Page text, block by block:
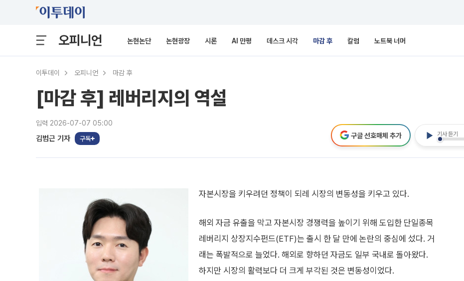
오피니언 논현논단 논현광장 시론 AI 만평 데스크 시각 마감 후 칼럼 노트북 너머
이투데이 오피니언 마감 후
[마감 후] 레버리지의 역설
입력 2026-07-07 05:00
김범근 기자 구독
기사 듣기
구글 선호매체 추가
자본시장을 키우려던 정책이 되레 시장의 변동성을 키우고 있다.
해외 자금 유출을 막고 자본시장 경쟁력을 높이기 위해 도입한 단일종목
레버리지 상장지수펀드(ETF)는 출시 한 달 만에 논란의 중심에 섰다. 거
래는 폭발적으로 늘었다. 해외로 향하던 자금도 일부 국내로 돌아왔다.
하지만 시장의 활력보다 더 크게 부각된 것은 변동성이었다.